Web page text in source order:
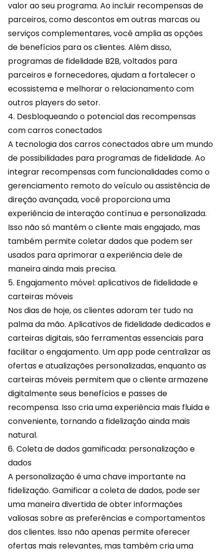
valor ao seu programa. Ao incluir recompensas de
parceiros, comodescontosem outras marcas ou
serviços complementares, você amplia as opções
de benefícios para os clientes. Além disso,
programas de fidelidade B2B, voltados para
parceiros e fornecedores, ajudam a fortalecer o
ecossistema e melhorar o relacionamento com
outros players do setor.
4. Desbloqueando o potencial das recompensas
com carros conectados
A tecnologia dos carros conectados abre um mundo
de possibilidades para programas de fidelidade. Ao
integrar recompensas com funcionalidades como o
gerenciamento remoto do veículo ou assistência de
direção avançada, você proporciona uma
experiência de interação contínua e personalizada.
Isso não só mantém o cliente mais engajado, mas
também permite coletar dados que podem ser
usados para aprimorar a experiência dele de
maneira ainda mais precisa.
5. Engajamento móvel: aplicativos de fidelidade e
carteiras móveis
Nos dias de hoje, os clientes adoram ter tudo na
palma da mão. Aplicativos de fidelidade dedicados e
carteiras digitais, são ferramentas essenciais para
facilitar o engajamento. Um app pode centralizar as
ofertas e atualizações personalizadas, enquanto as
carteiras móveis permitem que o cliente armazene
digitalmente seus benefícios e passes de
recompensa. Isso cria uma experiência mais fluida e
conveniente, tornando a fidelização ainda mais
natural.
6. Coleta de dados gamificada: personalização e
dados
A personalização é uma chave importante na
fidelização. Gamificara coleta de dados, pode ser
uma maneira divertida de obter informações
valiosas sobre as preferências e comportamentos
dos clientes. Isso não apenas permite oferecer
ofertas mais relevantes, mas também cria uma